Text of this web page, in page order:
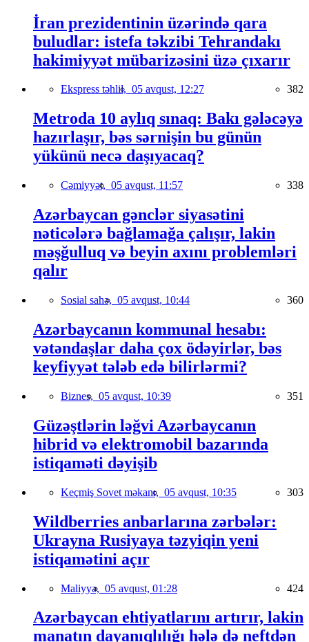
İran prezidentinin üzərində qara
buludlar: istefa təkzibi Tehrandakı
hakimiyyət mübarizəsini üzə çıxarır
Ekspress təhlil, 05 avqust, 12:27 382
Metroda 10 aylıq sınaq: Bakı gələcəyə
hazırlaşır, bəs sərnişin bu günün
yükünü necə daşıyacaq?
Cəmiyyət, 05 avqust, 11:57 338
Azərbaycan gənclər siyasətini
nəticələrə bağlamağa çalışır, lakin
məşğulluq və beyin axını problemləri
qalır
Sosial sahə, 05 avqust, 10:44 360
Azərbaycanın kommunal hesabı:
vətəndaşlar daha çox ödəyirlər, bəs
keyfiyyət tələb edə bilirlərmi?
Biznes, 05 avqust, 10:39 351
Güzəştlərin ləğvi Azərbaycanın
hibrid və elektromobil bazarında
istiqaməti dəyişib
Keçmiş Sovet məkanı, 05 avqust, 10:35 303
Wildberries anbarlarına zərbələr:
Ukrayna Rusiyaya təzyiqin yeni
istiqamətini açır
Maliyyə, 05 avqust, 01:28 424
Azərbaycan ehtiyatlarını artırır, lakin
manatın dayanıqlılığı hələ də neftdən